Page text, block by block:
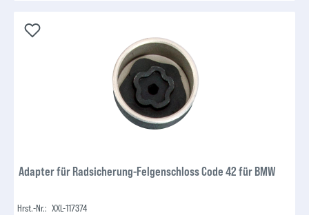
Adapter für Radsicherung-Felgenschloss Code 42 für BMW
Hrst.-Nr.: XXL-117374